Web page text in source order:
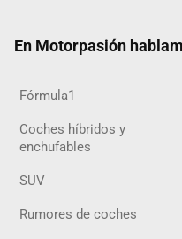
En Motorpasión
Fórmula1
Coches híbridos y
enchufables
SUV
Rumores de coches